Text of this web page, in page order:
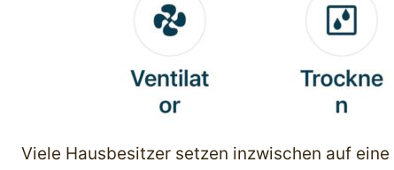
Viele Hausbesitzer setzen inzwischen auf eine